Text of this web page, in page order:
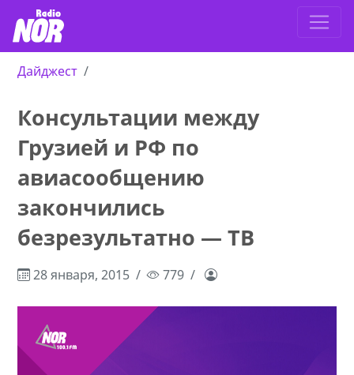
Дайджест
Консультации между
Грузией и РФ по
авиасообщению
закончились
безрезультатно — ТВ
28 января, 2015 779